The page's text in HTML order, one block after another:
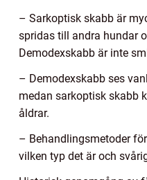
– Sarkoptisk skabb är
spridas till andra hundar
Demodexskabb är inte
– Demodexskabb ses
medan sarkoptisk skabb
åldrar.
– Behandlingsmetoder
vilken typ det är och